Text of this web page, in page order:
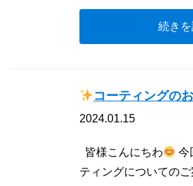
続き
コーティングの
2024.01.15
皆様こんにちわ
今
ティングについての